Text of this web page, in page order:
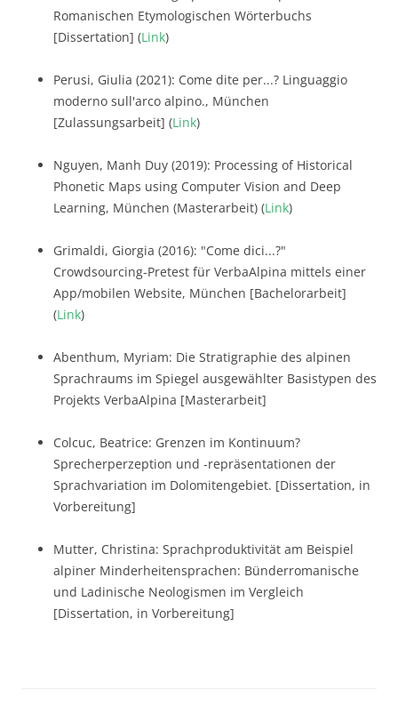
Romanischen Etymologischen Wörterbuchs
[Dissertation] (Link)
Perusi, Giulia (2021): Come dite per...? Linguaggio
moderno sull'arco alpino., München
[Zulassungsarbeit] (Link)
Nguyen, Manh Duy (2019): Processing of Historical
Phonetic Maps using Computer Vision and Deep
Learning, München (Masterarbeit) (Link)
Grimaldi, Giorgia (2016): "Come dici...?"
Crowdsourcing-Pretest für VerbaAlpina mittels einer
App/mobilen Website, München [Bachelorarbeit]
(Link)
Abenthum, Myriam: Die Stratigraphie des alpinen
Sprachraums im Spiegel ausgewählter Basistypen des
Projekts VerbaAlpina [Masterarbeit]
Colcuc, Beatrice: Grenzen im Kontinuum?
Sprecherperzeption und -repräsentationen der
Sprachvariation im Dolomitengebiet. [Dissertation, in
Vorbereitung]
Mutter, Christina: Sprachproduktivität am Beispiel
alpiner Minderheitensprachen: Bünderromanische
und Ladinische Neologismen im Vergleich
[Dissertation, in Vorbereitung]